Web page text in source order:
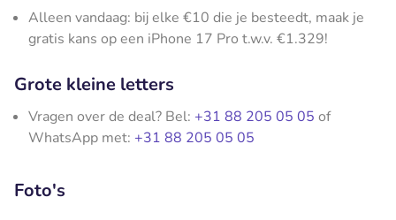
Alleen vandaag: bij elke €10 die je besteedt, maak je
gratis kans op een iPhone 17 Pro t.w.v. €1.329!
Grote kleine letters
Vragen over de deal? Bel: +31 88 205 05 05 of
WhatsApp met: +31 88 205 05 05
Foto's